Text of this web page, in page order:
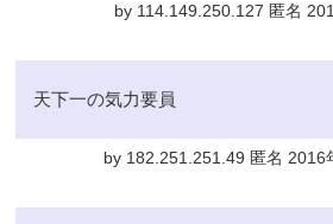
by 114.149.250.127 匿名
天下一の気力要員
by 182.251.251.49 匿名